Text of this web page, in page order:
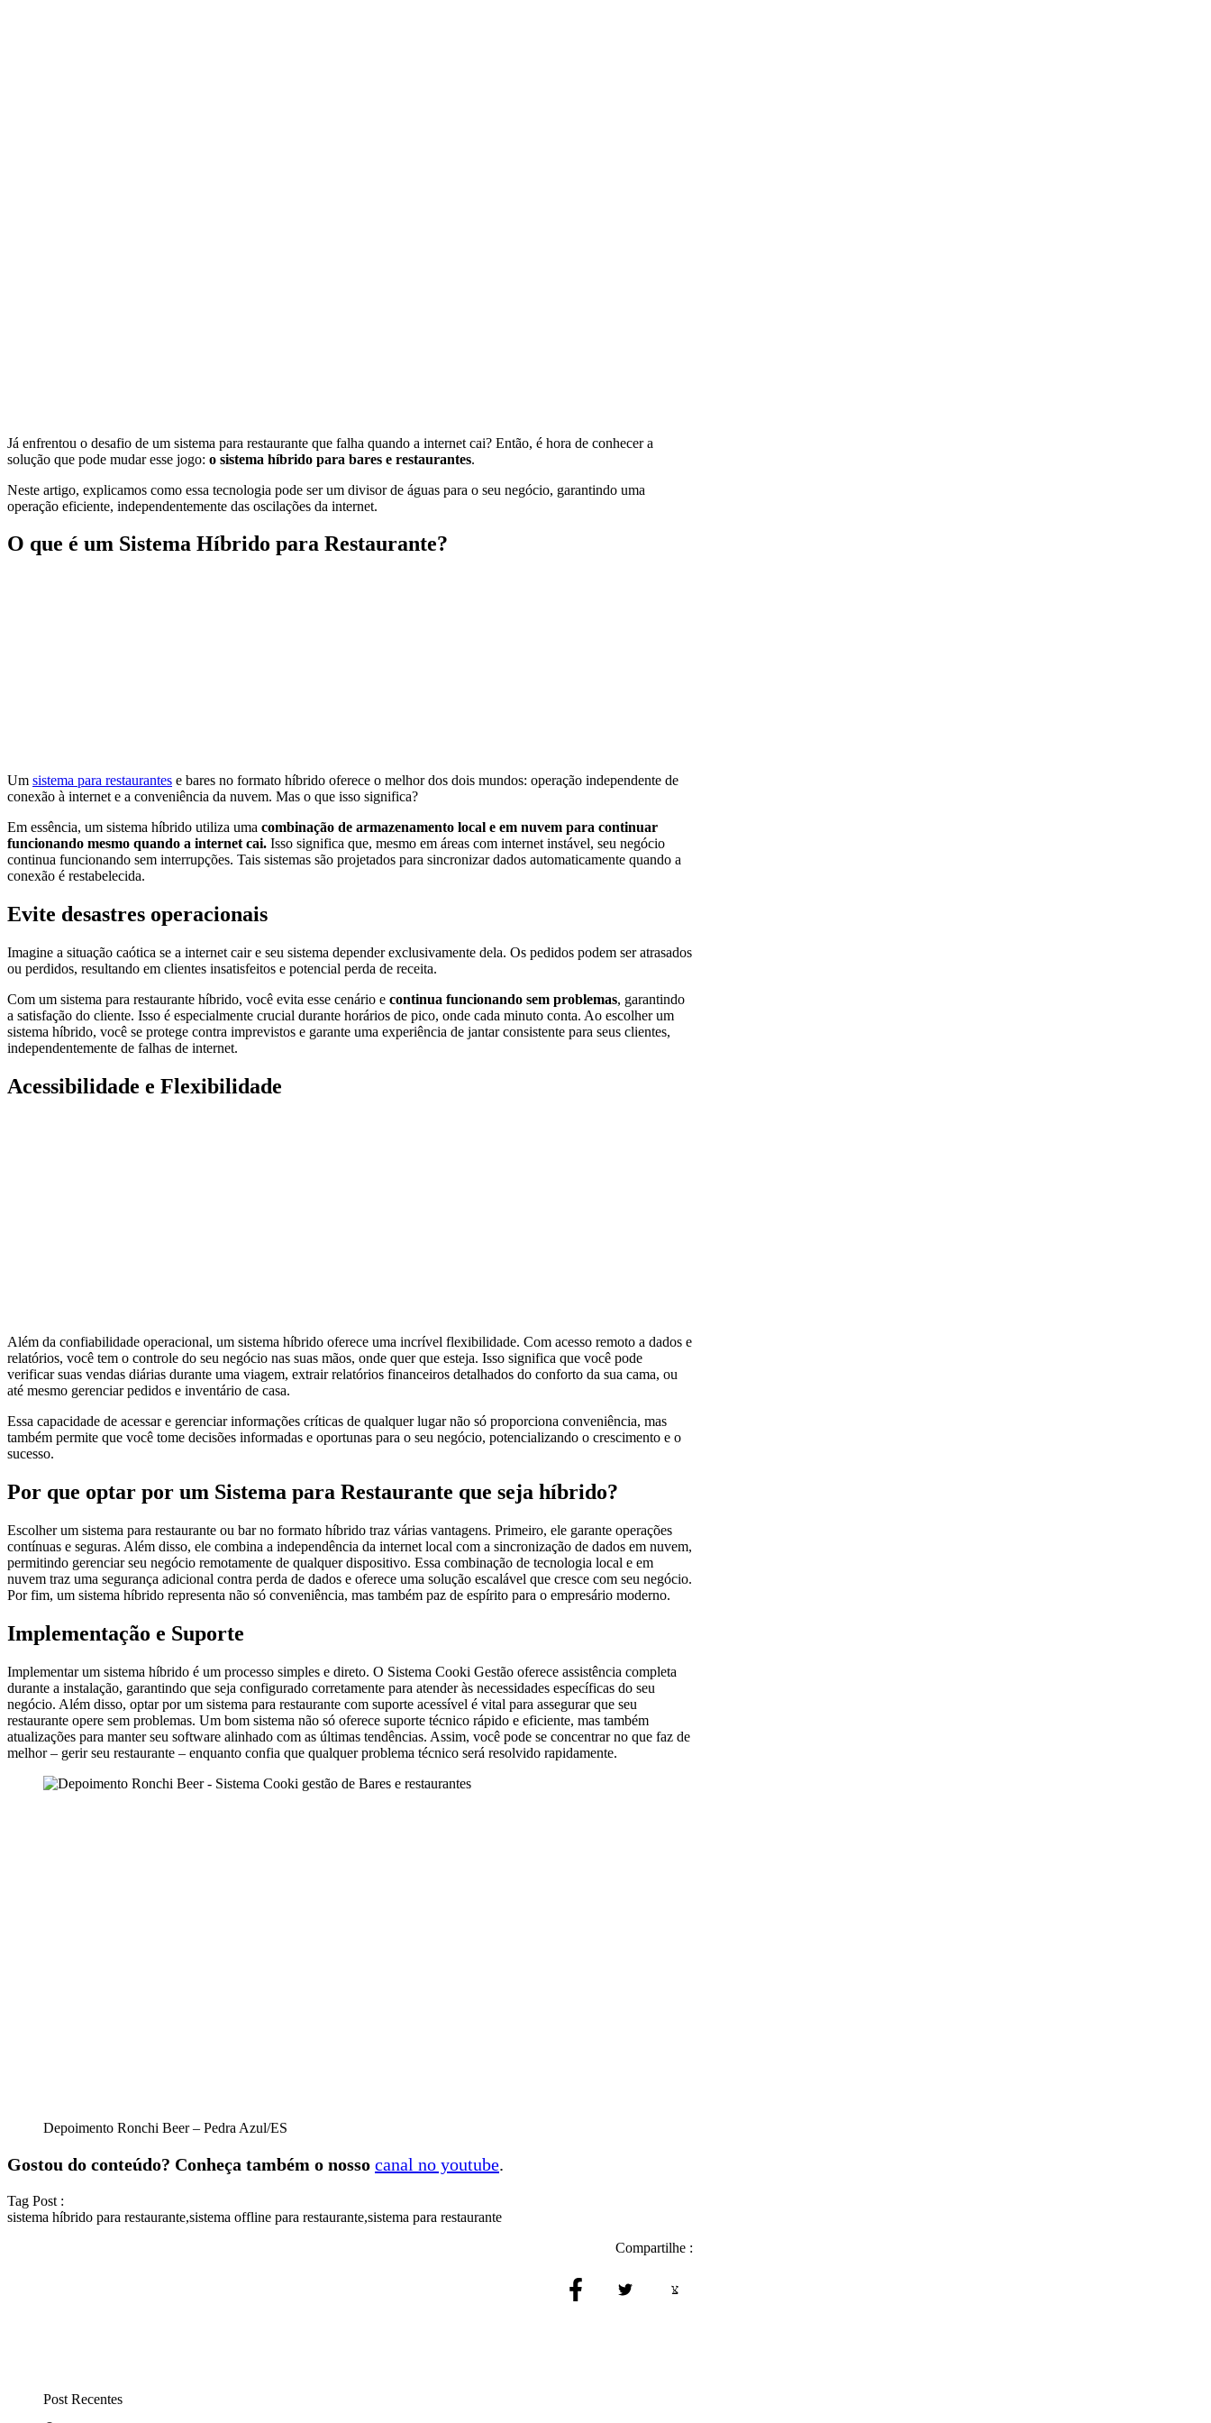
Já enfrentou o desafio de um sistema para restaurante que falha quando a internet cai? Então, é hora de conhecer a
solução que pode mudar esse jogo: o sistema híbrido para bares e restaurantes.
Neste artigo, explicamos como essa tecnologia pode ser um divisor de águas para o seu negócio, garantindo uma
operação eficiente, independentemente das oscilações da internet.
O que é um Sistema Híbrido para Restaurante?
Um sistema para restaurantes e bares no formato híbrido oferece o melhor dos dois mundos: operação independente de
conexão à internet e a conveniência da nuvem. Mas o que isso significa?
Em essência, um sistema híbrido utiliza uma combinação de armazenamento local e em nuvem para continuar
funcionando mesmo quando a internet cai. Isso significa que, mesmo em áreas com internet instável, seu negócio
continua funcionando sem interrupções. Tais sistemas são projetados para sincronizar dados automaticamente quando a
conexão é restabelecida.
Evite desastres operacionais
Imagine a situação caótica se a internet cair e seu sistema depender exclusivamente dela. Os pedidos podem ser atrasados
ou perdidos, resultando em clientes insatisfeitos e potencial perda de receita.
Com um sistema para restaurante híbrido, você evita esse cenário e continua funcionando sem problemas, garantindo
a satisfação do cliente. Isso é especialmente crucial durante horários de pico, onde cada minuto conta. Ao escolher um
sistema híbrido, você se protege contra imprevistos e garante uma experiência de jantar consistente para seus clientes,
independentemente de falhas de internet.
Acessibilidade e Flexibilidade
Além da confiabilidade operacional, um sistema híbrido oferece uma incrível flexibilidade. Com acesso remoto a dados e
relatórios, você tem o controle do seu negócio nas suas mãos, onde quer que esteja. Isso significa que você pode
verificar suas vendas diárias durante uma viagem, extrair relatórios financeiros detalhados do conforto da sua cama, ou
até mesmo gerenciar pedidos e inventário de casa.
Essa capacidade de acessar e gerenciar informações críticas de qualquer lugar não só proporciona conveniência, mas
também permite que você tome decisões informadas e oportunas para o seu negócio, potencializando o crescimento e o
sucesso.
Por que optar por um Sistema para Restaurante que seja híbrido?
Escolher um sistema para restaurante ou bar no formato híbrido traz várias vantagens. Primeiro, ele garante operações
contínuas e seguras. Além disso, ele combina a independência da internet local com a sincronização de dados em nuvem,
permitindo gerenciar seu negócio remotamente de qualquer dispositivo. Essa combinação de tecnologia local e em
nuvem traz uma segurança adicional contra perda de dados e oferece uma solução escalável que cresce com seu negócio.
Por fim, um sistema híbrido representa não só conveniência, mas também paz de espírito para o empresário moderno.
Implementação e Suporte
Implementar um sistema híbrido é um processo simples e direto. O Sistema Cooki Gestão oferece assistência completa
durante a instalação, garantindo que seja configurado corretamente para atender às necessidades específicas do seu
negócio. Além disso, optar por um sistema para restaurante com suporte acessível é vital para assegurar que seu
restaurante opere sem problemas. Um bom sistema não só oferece suporte técnico rápido e eficiente, mas também
atualizações para manter seu software alinhado com as últimas tendências. Assim, você pode se concentrar no que faz de
melhor – gerir seu restaurante – enquanto confia que qualquer problema técnico será resolvido rapidamente.
Depoimento Ronchi Beer – Pedra Azul/ES
Gostou do conteúdo? Conheça também o nosso canal no youtube.
Tag Post :
sistema híbrido para restaurante,sistema offline para restaurante,sistema para restaurante
Compartilhe :
Post Recentes